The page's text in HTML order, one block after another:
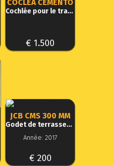
COCLEA CEMENTO
Cochlée pour le transport du béton
€ 1.500
JCB CMS 300 MM
Godet de terrassement
Année: 2017
€ 200